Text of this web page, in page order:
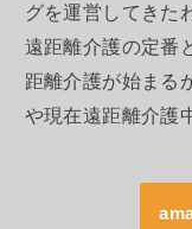
グを運営してきた
遠距離介護の定番
距離介護が始まる
や現在遠距離介護